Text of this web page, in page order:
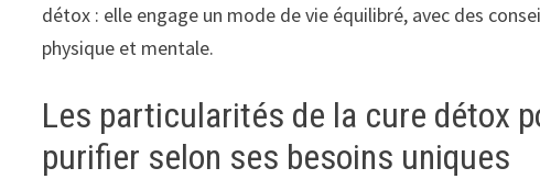
détox : elle engage un mode de vie équilibré, avec des
physique et mentale.
Les particularités de la cure détox
purifier selon ses besoins uniques